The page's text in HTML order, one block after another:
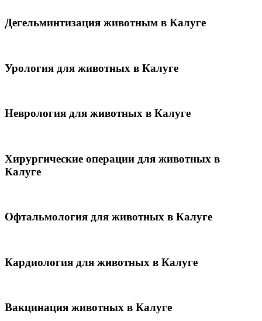
Дегельминтизация животным в Калуге
Урология для животных в Калуге
Неврология для животных в Калуге
Хирургические операции для животных в
Калуге
Офтальмология для животных в Калуге
Кардиология для животных в Калуге
Вакцинация животных в Калуге